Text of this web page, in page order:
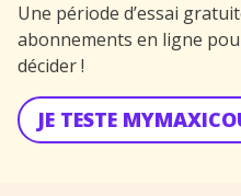
Une période d’essai
abonnements en ligne
décider !
JE TESTE